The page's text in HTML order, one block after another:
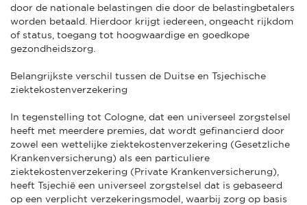
door de nationale belastingen die door de belastingbetalers
worden betaald. Hierdoor krijgt iedereen, ongeacht rijkdom
of status, toegang tot hoogwaardige en goedkope
gezondheidszorg.
Belangrijkste verschil tussen de Duitse en Tsjechische
ziektekostenverzekering
In tegenstelling tot Cologne, dat een universeel zorgstelsel
heeft met meerdere premies, dat wordt gefinancierd door
zowel een wettelijke ziektekostenverzekering (Gesetzliche
Krankenversicherung) als een particuliere
ziektekostenverzekering (Private Krankenversicherung),
heeft Tsjechië een universeel zorgstelsel dat is gebaseerd
op een verplicht verzekeringsmodel, waarbij zorg op basis